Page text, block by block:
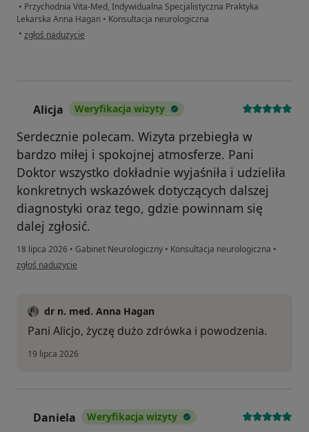
• Przychodnia Vita-Med, Indywidualna Specjalistyczna Praktyka
Lekarska Anna Hagan • Konsultacja neurologiczna
• w opinii użytkownika Aw
zgłoś nadużycie
Alicja Weryfikacja wizyty
Serdecznie polecam. Wizyta przebiegła w
bardzo miłej i spokojnej atmosferze. Pani
Doktor wszystko dokładnie wyjaśniła i udzieliła
konkretnych wskazówek dotyczących dalszej
diagnostyki oraz tego, gdzie powinnam się
dalej zgłosić.
18 lipca 2026 • Gabinet Neurologiczny • Konsultacja neurologiczna •
w opinii użytkownika Alicja
zgłoś nadużycie
dr n. med. Anna Hagan
Pani Alicjo, życzę dużo zdrówka i powodzenia.
19 lipca 2026
Daniela Weryfikacja wizyty